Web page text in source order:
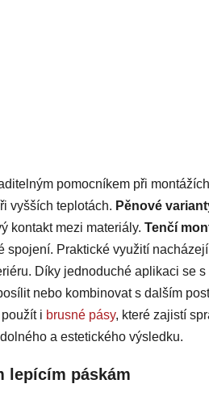
l
á
d
a
c
í
p
r
v
y
v
pomocníkem při
vyšších teplotách. Pěnové
kontakt mezi materiály. Tenčí
spojení. Praktické využití
Díky jednoduché aplikaci se
nebo kombinovat s dalším
i brusné pásy, které zajistí
a estetického výsledku.
lepícím páskám